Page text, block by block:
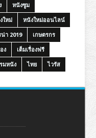
หนังซูม
ใหม่
หนังใหม่ออนไลน์
า 2019
เกษตรกร
ง
เต็มเรื่องฟรี
มหนัง ไทย ไวรัส